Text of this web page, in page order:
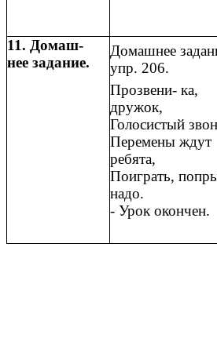
11. Домаш-
нее задание.
Домашнее
упр. 206.
Прозвени- ка,
дружок,
Голосистый
Перемены ждут
ребята,
Поиграть,
надо.
- Урок окончен.